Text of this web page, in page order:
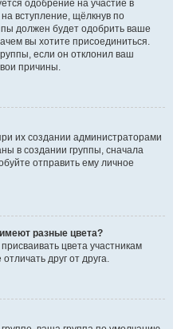
одобрение на участие в
вступление, щёлкнув по
должен будет одобрить ваше
вы хотите присоединиться.
если он отклонил ваш
причины.
их создании администраторами
в создании группы, сначала
отправить ему личное
разные цвета?
цвета участникам
друг от друга.